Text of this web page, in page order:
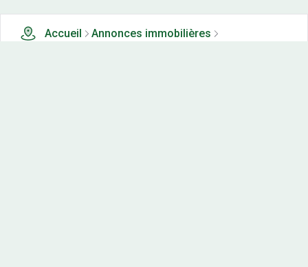
Accueil
Annonces immobilières